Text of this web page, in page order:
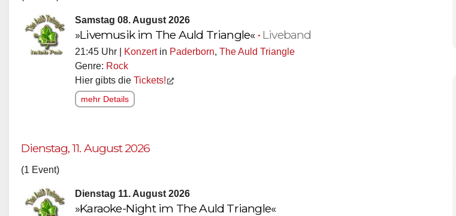
Samstag 08. August 2026
»Livemusik im The Auld Triangle« • Liveband
21:45 Uhr | Konzertin Paderborn, The Auld Triangle
Genre: Rock
Hier gibts die Tickets!
mehr Details
Dienstag, 11. August 2026
(1 Event)
Dienstag 11. August 2026
»Karaoke-Night im The Auld Triangle«